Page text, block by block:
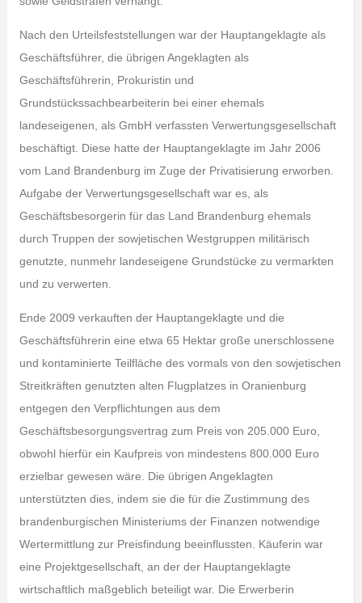
Nach den Urteilsfeststellungen war der Hauptangeklagte als
Geschäftsführer, die übrigen Angeklagten als
Geschäftsführerin, Prokuristin und
Grundstückssachbearbeiterin bei einer ehemals
landeseigenen, als GmbH verfassten Verwertungsgesellschaft
beschäftigt. Diese hatte der Hauptangeklagte im Jahr 2006
vom Land Brandenburg im Zuge der Privatisierung erworben.
Aufgabe der Verwertungsgesellschaft war es, als
Geschäftsbesorgerin für das Land Brandenburg ehemals
durch Truppen der sowjetischen Westgruppen militärisch
genutzte, nunmehr landeseigene Grundstücke zu vermarkten
und zu verwerten.
Ende 2009 verkauften der Hauptangeklagte und die
Geschäftsführerin eine etwa 65 Hektar große unerschlossene
und kontaminierte Teilfläche des vormals von den sowjetischen
Streitkräften genutzten alten Flugplatzes in Oranienburg
entgegen den Verpflichtungen aus dem
Geschäftsbesorgungsvertrag zum Preis von 205.000 Euro,
obwohl hierfür ein Kaufpreis von mindestens 800.000 Euro
erzielbar gewesen wäre. Die übrigen Angeklagten
unterstützten dies, indem sie die für die Zustimmung des
brandenburgischen Ministeriums der Finanzen notwendige
Wertermittlung zur Preisfindung beeinflussten. Käuferin war
eine Projektgesellschaft, an der der Hauptangeklagte
wirtschaftlich maßgeblich beteiligt war. Die Erwerberin